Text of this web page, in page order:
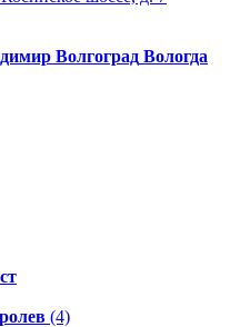
Волгоград Вологда
(4)